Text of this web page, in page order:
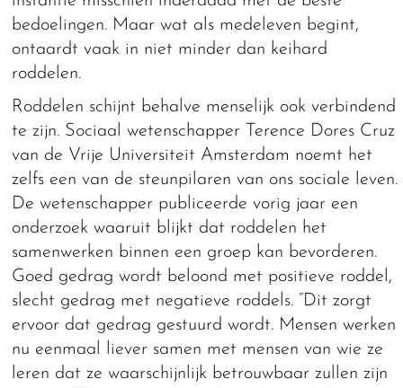
bedoelingen. Maar wat als medeleven begint,
ontaardt vaak in niet minder dan keihard
roddelen.
Roddelen schijnt behalve menselijk ook verbindend
te zijn. Sociaal wetenschapper Terence Dores Cruz
van de Vrije Universiteit Amsterdam noemt het
zelfs een van de steunpilaren van ons sociale leven.
De wetenschapper publiceerde vorig jaar een
onderzoek waaruit blijkt dat roddelen het
samenwerken binnen een groep kan bevorderen.
Goed gedrag wordt beloond met positieve roddel,
slecht gedrag met negatieve roddels. “Dit zorgt
ervoor dat gedrag gestuurd wordt. Mensen werken
nu eenmaal liever samen met mensen van wie ze
leren dat ze waarschijnlijk betrouwbaar zullen zijn